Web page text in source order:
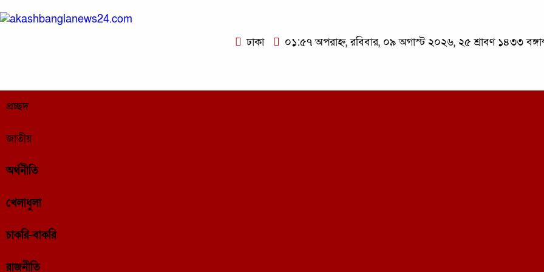
ঢাকা ০১:৫৭ অপরাহ্ন, রবিবার, ০৯ অগাস্ট ২০২৬, ২৫ শ্রাবণ ১৪৩৩
প্রচ্ছদ
জাতীয়
অর্থনীতি
খেলাধুলা
চাকরি-বাকরি
রাজনীতি